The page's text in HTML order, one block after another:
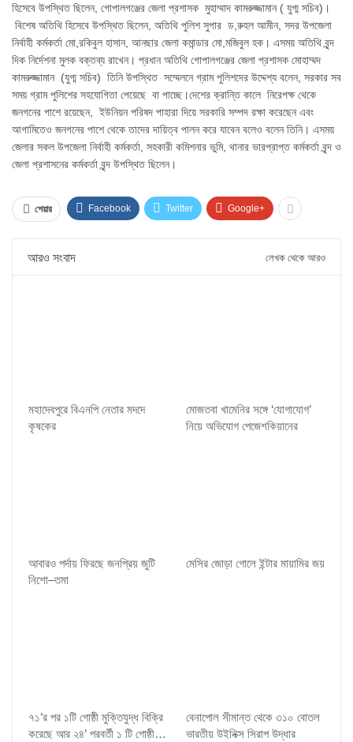
হিসেবে উপস্থিত ছিলেন, গোপালগঞ্জের জেলা প্রশাসক মুহাম্মাদ কামরুজ্জামান ( যুগ্ম সচিব)।
বিশেষ অতিথি হিসেবে উপস্থিত ছিলেন, অতিথি পুলিশ সুপার ড,রুহল আমীন, সদর উপজেলা
নির্বাহী কর্মকর্তা মো,রকিবুল হাসান, আনছার জেলা কমান্ডার মো,মজিবুল হক। এসময় অতিথি বৃন্দ
দিক নির্দেশনা মুলক বক্তব্য রাখেন। প্রধান অতিথি গোপালগঞ্জের জেলা প্রশাসক মোহাম্মদ
কামরুজ্জামান (যুগ্ম সচিব) তিনি উপস্থিত সম্মেলনে গ্রাম পুলিশদের উদ্দেশ্য বলেন, সরকার সব
সময় গ্রাম পুলিশের সহযোগিতা পেয়েছে বা পাচ্ছে।দেশের ক্রান্তি কালে নিরেপক্ষ থেকে
জনগনের পাশে রয়েছেন, ইউনিয়ন পরিষদ পাহারা দিয়ে সরকারি সম্পদ রক্ষা করেছেন এবং
আগামিতেও জনগনের পাশে থেকে তাদের দায়িত্ব পালন করে যাবেন বলেও বলেন তিনি। এসময়
জেলার সকল উপজেলা নির্বাহী কর্মকর্তা, সহকারী কমিশনার ভুমি, থানার ভারপ্রাপ্ত কর্মকর্তা বৃন্দ ও
জেলা প্রশাসনের কর্মকর্তা বৃন্দ উপস্থিত ছিলেন।
শেয়ার Facebook Twitter Google+
আরও সংবাদ লেখক থেকে আরও
মহাদেবপুরে বিএনপি নেতার মদদে
কৃষকের
মোজতবা খামেনির সঙ্গে ‘যোগাযোগ’
নিয়ে অভিযোগ পেজেশকিয়ানের
আবারও পর্দায় ফিরছে জনপ্রিয় জুটি
নিশো–তমা
মেসির জোড়া গোলে ইন্টার মায়ামির জয়
৭১’র পর ১টি গোষ্ঠী মুক্তিযুদ্ধ বিক্রি
করেছে আর ২৪’ পরবর্তী ১ টি গোষ্ঠী…
বেনাপোল সীমান্ত থেকে ৩১০ বোতল
ভারতীয় উইনিক্স সিরাপ উদ্ধার